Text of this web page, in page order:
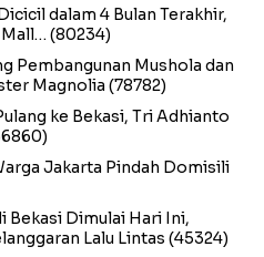
dalam 4 Bulan Terakhir,
Mall… (80234)
Pembangunan Mushola dan
Magnolia (78782)
ke Bekasi, Tri Adhianto
Jakarta Pindah Domisili
Bekasi Dimulai Hari Ini,
Lalu Lintas (45324)